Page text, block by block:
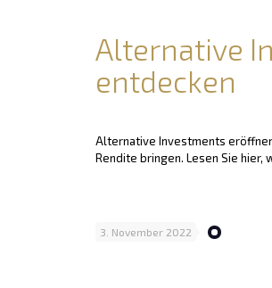
Alternative
entdecken
Alternative Investments
Rendite bringen. Lesen Sie hier,
3. November 2022